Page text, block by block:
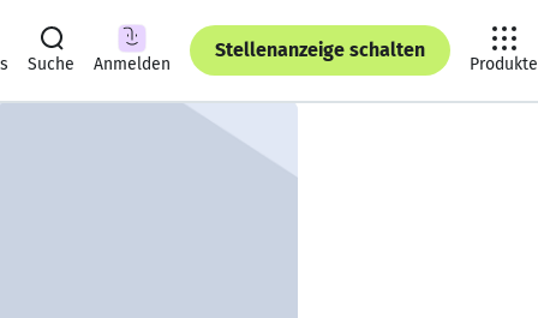
Suche Anmelden
Stellenanzeige schalten
Produkte